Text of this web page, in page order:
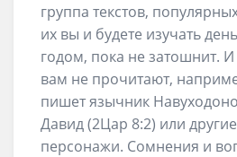
группа текстов,
их вы и будете изучать
годом, пока не затошнит. И
вам не прочитают,
пишет язычник
Давид (2Цар 8:2) или
персонажи. Сомнения и